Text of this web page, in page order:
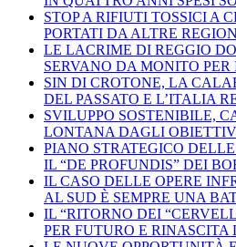
STOP A RIFIUTI TOSSICI A
PORTATI DA ALTRE
LE LACRIME DI REGGIO
SERVANO DA MONITO PER
SIN DI CROTONE, LA
DEL PASSATO E L’ITALIA
SVILUPPO SOSTENIBILE,
LONTANA DAGLI
PIANO STRATEGICO
IL “DE PROFUNDIS” DEI
IL CASO DELLE OPERE
AL SUD È SEMPRE UNA
IL “RITORNO DEI
PER FUTURO E